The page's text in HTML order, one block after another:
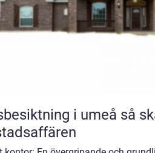
i umeå så skapar du trygghet i